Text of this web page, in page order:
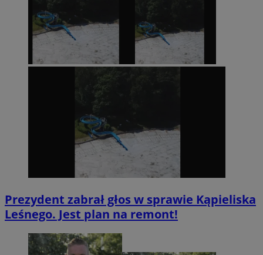
Prezydent zabrał głos w sprawie Kąpieliska
Leśnego. Jest plan na remont!